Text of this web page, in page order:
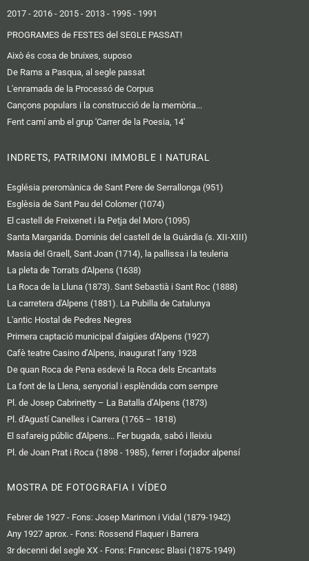
2017 - 2016 - 2015 - 2013 - 1995 - 1991
PROGRAMES de FESTES del SEGLE PASSAT!
Això és cosa de bruixes, suposo
De Rams a Pasqua, al segle passat
L'enramada de la Processó de Corpus
Cançons populars i la construcció de la memòria...
Fent camí amb el grup 'Carrer de la Poesia, 14'
INDRETS, PATRIMONI IMMOBLE I NATURAL
Església preromànica de Sant Pere de Serrallonga (951)
Esglèsia de Sant Pau del Colomer (1074)
El castell de Freixenet i la Petja del Moro (1095)
Santa Margarida. Dominis del castell de la Guàrdia (s. XII-XIII)
Masia del Graell, Sant Joan (1714), la pallissa i la teuleria
La pleta de Torrats d'Alpens (1638)
La Roca de la Lluna (1873). Sant Sebastià i Sant Roc (1888)
La carretera d'Alpens (1881). La Pubilla de Catalunya
L'antic Hostal de Pedres Negres
Primera captació municipal d'aigües d'Alpens (1927)
Cafè teatre Casino d’Alpens, inaugurat l’any 1928
De quan Roca de Pena esdevé la Roca dels Encantats
La font de la Llena, senyorial i esplèndida com sempre
Pl. de Josep Cabrinetty – La Batalla d’Alpens (1873)
Pl. d'Agustí Canelles i Carrera (1765 – 1818)
El safareig públic d'Alpens... Fer bugada, sabó i lleixiu
Pl. de Joan Prat i Roca (1898 - 1985), ferrer i forjador alpensí
MOSTRA DE FOTOGRAFIA I VÍDEO
Febrer de 1927 - Fons: Josep Marimon i Vidal (1879-1942)
Any 1927 aprox. - Fons: Rossend Flaquer i Barrera
3r decenni del segle XX - Fons: Francesc Blasi (1875-1949)